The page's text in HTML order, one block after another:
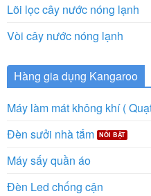
Lõi lọc cây nước nóng lạnh
Vòi cây nước nóng lạnh
Hàng gia dụng Kangaroo
Máy làm mát không khí (
Đèn sưởi nhà tắm
Máy sấy quần áo
Đèn Led chống cận